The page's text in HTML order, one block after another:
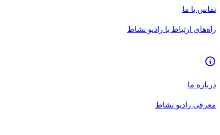
تماس با ما
راه‌های ارتباط با رادیو نشاط
درباره ما
معرفی رادیو نشاط